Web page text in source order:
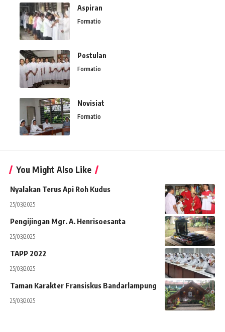
Aspiran
Formatio
Postulan
Formatio
Novisiat
Formatio
You Might Also Like
Nyalakan Terus Api Roh Kudus
25/03/2025
Pengijingan Mgr. A. Henrisoesanta
25/03/2025
TAPP 2022
25/03/2025
Taman Karakter Fransiskus Bandarlampung
25/03/2025